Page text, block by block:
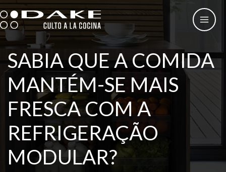
Skip
to
content
SABIA QUE A COMIDA
MANTÉM-SE MAIS
FRESCA COM A
REFRIGERAÇÃO
MODULAR?